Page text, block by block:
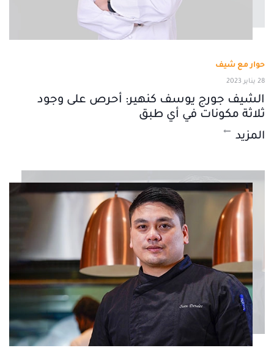
حوار مع شيف
28 يناير 2023
الشيف جورج يوسف كنهير: أحرص على وجود
ثلاثة مكونات في أي طبق
المزيد